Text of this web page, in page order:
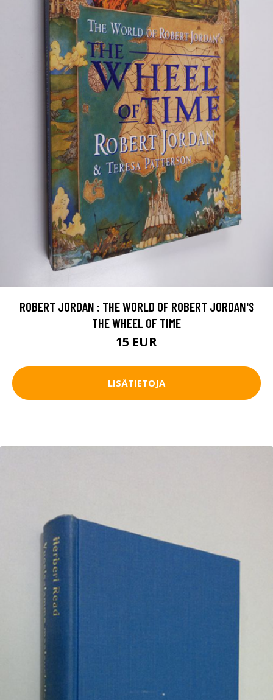
ROBERT JORDAN : THE WORLD OF ROBERT JORDAN'S
THE WHEEL OF TIME
15 EUR
LISÄTIETOJA